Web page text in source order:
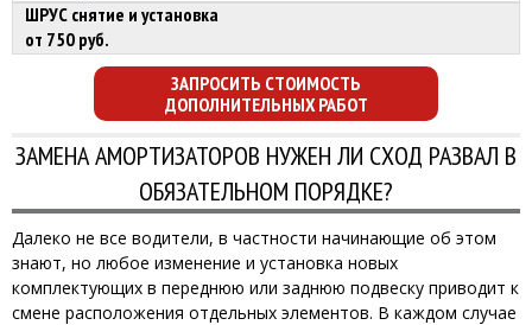
ШРУС снятие и установка
от 750 руб.
ЗАПРОСИТЬ СТОИМОСТЬ
ДОПОЛНИТЕЛЬНЫХ РАБОТ
ЗАМЕНА АМОРТИЗАТОРОВ НУЖЕН ЛИ СХОД РАЗВАЛ В
ОБЯЗАТЕЛЬНОМ ПОРЯДКЕ?
Далеко не все водители, в частности начинающие об этом
знают, но любое изменение и установка новых
комплектующих в переднюю или заднюю подвеску приводит к
смене расположения отдельных элементов. В каждом случае